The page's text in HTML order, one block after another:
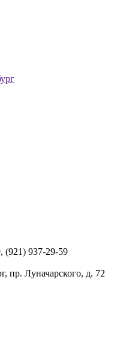
(921) 937-29-59
пр. Луначарского, д. 72